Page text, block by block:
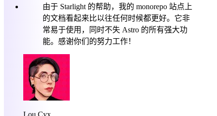
由于 Starlight 的帮助，我的 monorepo 站点上
的文档看起来比以往任何时候都更好。它非
常易于使用，同时不失 Astro 的所有强大功
能。感谢你们的努力工作！
Lou Cyx